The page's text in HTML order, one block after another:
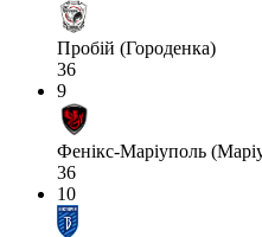
Пробій (Городенка)
36
9
Фенікс-Маріуполь
36
10